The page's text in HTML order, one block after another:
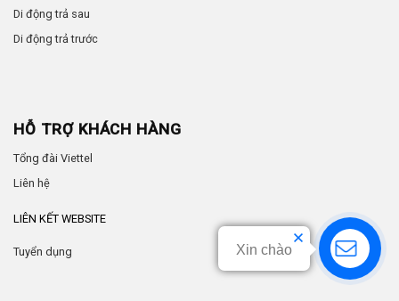
Di động trả sau
Di động trả trước
HỖ TRỢ KHÁCH HÀNG
Tổng đài Viettel
Liên hệ
LIÊN KẾT WEBSITE
Tuyển dụng Xin chào